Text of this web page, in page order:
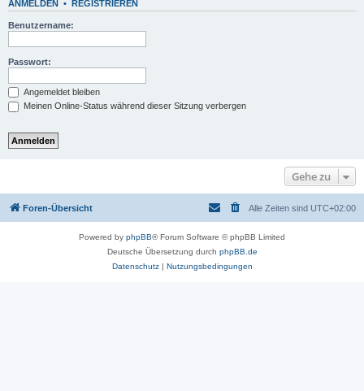
ANMELDEN • REGISTRIEREN
Benutzername:
Passwort:
Angemeldet bleiben
Meinen Online-Status während dieser Sitzung verbergen
Gehe zu
Foren-Übersicht Alle Zeiten sind UTC+02:00
Powered by phpBB® Forum Software © phpBB Limited
Deutsche Übersetzung durch phpBB.de
Datenschutz| Nutzungsbedingungen